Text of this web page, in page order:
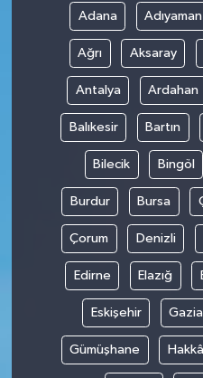
Adana Adıyaman
Ağrı Aksaray
Antalya Ardahan
Balıkesir Bartın
Bilecik Bingöl
Burdur Bursa
Çorum Denizli
Edirne Elazığ
Eskişehir
Gümüşhane